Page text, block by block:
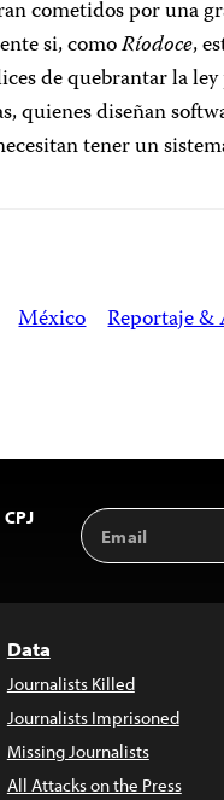
cometidos por una
si, comoRíodoce,
de quebrantar la
quienes diseñan
tener un
México Reportaje &
Email
Address
Data
Journalists Killed
Journalists Imprisoned
Missing Journalists
All Attacks on the Press